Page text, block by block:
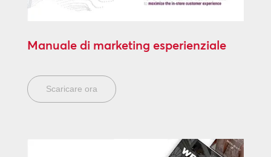
Manuale di marketing esperienziale
Scaricare ora